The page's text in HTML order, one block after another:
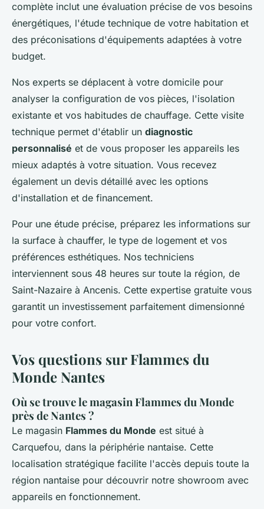
complète inclut une évaluation précise de vos besoins
énergétiques, l'étude technique de votre habitation et
des préconisations d'équipements adaptées à votre
budget.
Nos experts se déplacent à votre domicile pour
analyser la configuration de vos pièces, l'isolation
existante et vos habitudes de chauffage. Cette visite
technique permet d'établir un diagnostic
personnalisé et de vous proposer les appareils les
mieux adaptés à votre situation. Vous recevez
également un devis détaillé avec les options
d'installation et de financement.
Pour une étude précise, préparez les informations sur
la surface à chauffer, le type de logement et vos
préférences esthétiques. Nos techniciens
interviennent sous 48 heures sur toute la région, de
Saint-Nazaire à Ancenis. Cette expertise gratuite vous
garantit un investissement parfaitement dimensionné
pour votre confort.
Vos questions sur Flammes du
Monde Nantes
Où se trouve le magasin Flammes du Monde
près de Nantes ?
Le magasin Flammes du Monde est situé à
Carquefou, dans la périphérie nantaise. Cette
localisation stratégique facilite l'accès depuis toute la
région nantaise pour découvrir notre showroom avec
appareils en fonctionnement.